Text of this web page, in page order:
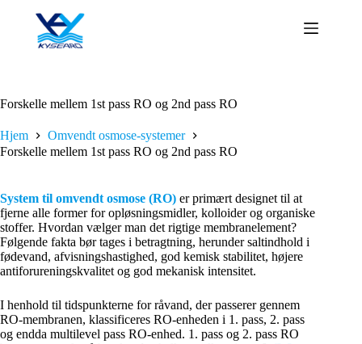
indhold
Forskelle mellem 1st pass RO og 2nd pass RO
Hjem
Omvendt osmose-systemer
Forskelle mellem 1st pass RO og 2nd pass RO
System til omvendt osmose (RO) er primært designet til at
fjerne alle former for opløsningsmidler, kolloider og organiske
stoffer. Hvordan vælger man det rigtige membranelement?
Følgende fakta bør tages i betragtning, herunder saltindhold i
fødevand, afvisningshastighed, god kemisk stabilitet, højere
antiforureningskvalitet og god mekanisk intensitet.
I henhold til tidspunkterne for råvand, der passerer gennem
RO-membranen, klassificeres RO-enheden i 1. pass, 2. pass
og endda multilevel pass RO-enhed. 1. pass og 2. pass RO